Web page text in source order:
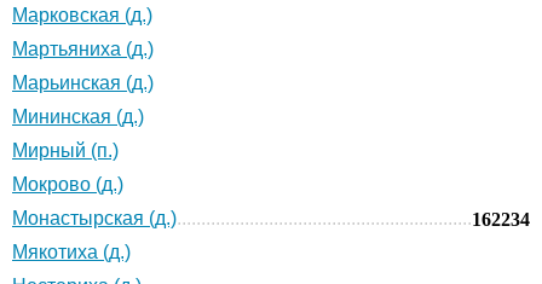
Марковская (д.)
Мартьяниха (д.)
Марьинская (д.)
Мининская (д.)
Мирный (п.)
Мокрово (д.)
Монастырская (д.)
162234
Мякотиха (д.)